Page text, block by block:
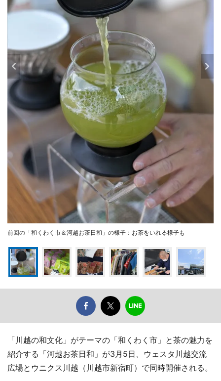
前回の「和くわく市＆河越お茶日和」の様子：お茶をいれる様子も
「川越の和文化」がテーマの「和くわく市」と茶の魅力を
紹介する「河越お茶日和」が3月5日、ウェスタ川越交流
広場とウニクス川越（川越市新宿町）で同時開催される。